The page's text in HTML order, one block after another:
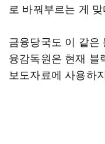
로 바꿔부르는 게
금융당국도 이 같은
융감독원은 현재 블
보도자료에 사용하